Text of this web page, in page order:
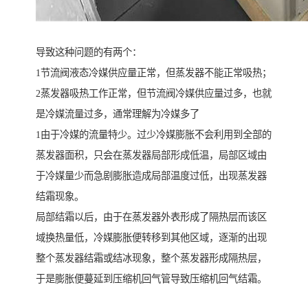
导致这种问题的有两个：
1节流阀液态冷媒供应量正常，但蒸发器不能正常吸热；
2蒸发器吸热工作正常，但节流阀冷媒供应量过多，也就
是冷媒流量过多，通常理解为冷媒多了
1由于冷媒的流量特少。过少冷媒膨胀不会利用到全部的
蒸发器面积，只会在蒸发器局部形成低温，局部区域由
于冷媒量少而急剧膨胀造成局部温度过低，出现蒸发器
结霜现象。
局部结霜以后，由于在蒸发器外表形成了隔热层而该区
域换热量低，冷媒膨胀便转移到其他区域，逐渐的出现
整个蒸发器结霜或结冰现象，整个蒸发器形成隔热层，
于是膨胀便蔓延到压缩机回气管导致压缩机回气结霜。